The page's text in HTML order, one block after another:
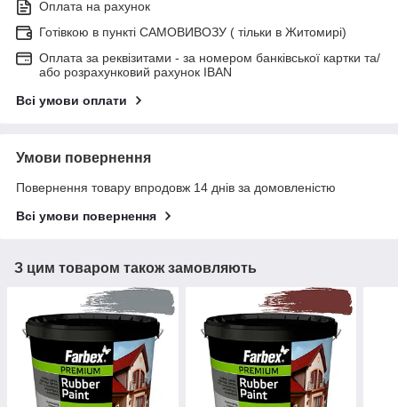
Оплата на рахунок
Готівкою в пункті САМОВИВОЗУ ( тільки в Житомирі)
Оплата за реквізитами - за номером банківської картки та/
або розрахунковий рахунок IBAN
Всі умови оплати
Умови повернення
Повернення товару впродовж 14 днів за домовленістю
Всі умови повернення
З цим товаром також замовляють